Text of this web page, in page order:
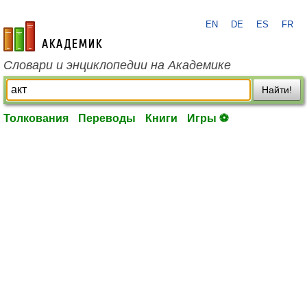
academic.ru
EN DE ES FR
Словари и энциклопедии на Академике
Найти!
Толкования Переводы Книги Игры ⚽